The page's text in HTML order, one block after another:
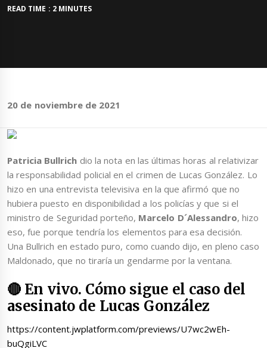
READ TIME : 2 MINUTES
20 de noviembre de 2021
Patricia Bullrich dio la nota en las últimas horas al relativizar
la responsabilidad policial en el crimen de Lucas González. Lo
hizo en una entrevista televisiva en la que afirmó que no
hubiera puesto en disponibilidad a los policías y que si el
ministro de Seguridad porteño, Marcelo D´Alessandro, hizo
eso, fue porque tendría los elementos para esa decisión.
Una Bullrich en estado puro, como cuando dijo, en pleno caso
Maldonado, que no tiraría un gendarme por la ventana.
🔴 En vivo. Cómo sigue el caso del
asesinato de Lucas González
https://content.jwplatform.com/previews/U7wc2wEh-
buQgiLVC